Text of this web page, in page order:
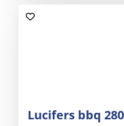
Lucifers bbq